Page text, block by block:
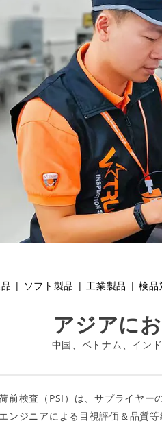
| ソフト製品 |工業製品 |検品
アジアに
中国、ベトナム、イン
前検査（PSI）は、サプライヤ
ンジニアによる目視評価＆品質等